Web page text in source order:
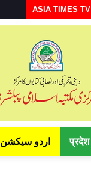
ASIA TIMES TV
اردو سیکشن प्रदेश